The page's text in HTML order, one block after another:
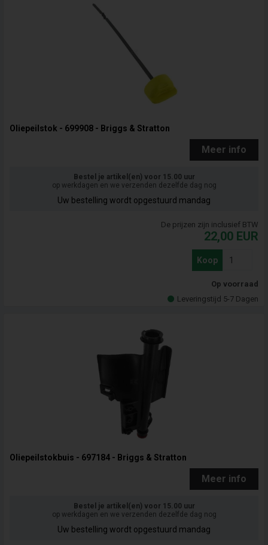
Oliepeilstok - 699908 - Briggs & Stratton
Meer info
Bestel je artikel(en) voor 15.00 uur
op werkdagen en we verzenden dezelfde dag nog
Uw bestelling wordt opgestuurd mandag
De prijzen zijn inclusief BTW
22,00 EUR
Koop
Op voorraad
Leveringstijd 5-7 Dagen
Oliepeilstokbuis - 697184 - Briggs & Stratton
Meer info
Bestel je artikel(en) voor 15.00 uur
op werkdagen en we verzenden dezelfde dag nog
Uw bestelling wordt opgestuurd mandag